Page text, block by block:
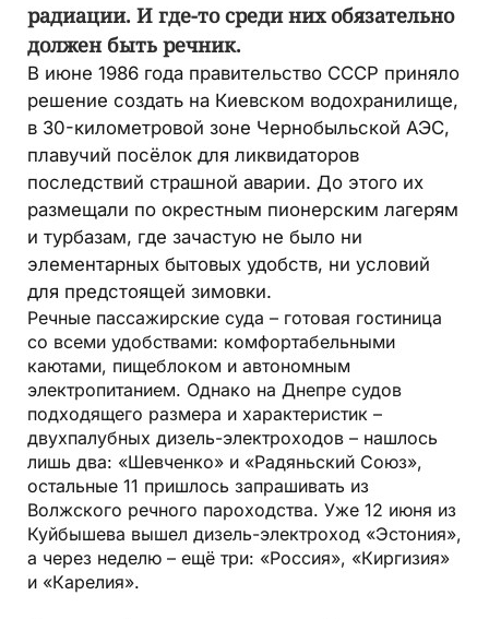
радиации. И где-то среди них обязательно
должен быть речник.
В июне 1986 года правительство СССР приняло
решение создать на Киевском водохранилище,
в 30-километровой зоне Чернобыльской АЭС,
плавучий посёлок для ликвидаторов
последствий страшной аварии. До этого их
размещали по окрестным пионерским лагерям
и турбазам, где зачастую не было ни
элементарных бытовых удобств, ни условий
для предстоящей зимовки.
Речные пассажирские суда – готовая гостиница
со всеми удобствами: комфортабельными
каютами, пищеблоком и автономным
электропитанием. Однако на Днепре судов
подходящего размера и характеристик –
двухпалубных дизель-электроходов – нашлось
лишь два: «Шевченко» и «Радяньский Союз»,
остальные 11 пришлось запрашивать из
Волжского речного пароходства. Уже 12 июня из
Куйбышева вышел дизель-электроход «Эстония»,
а через неделю – ещё три: «Россия», «Киргизия»
и «Карелия».